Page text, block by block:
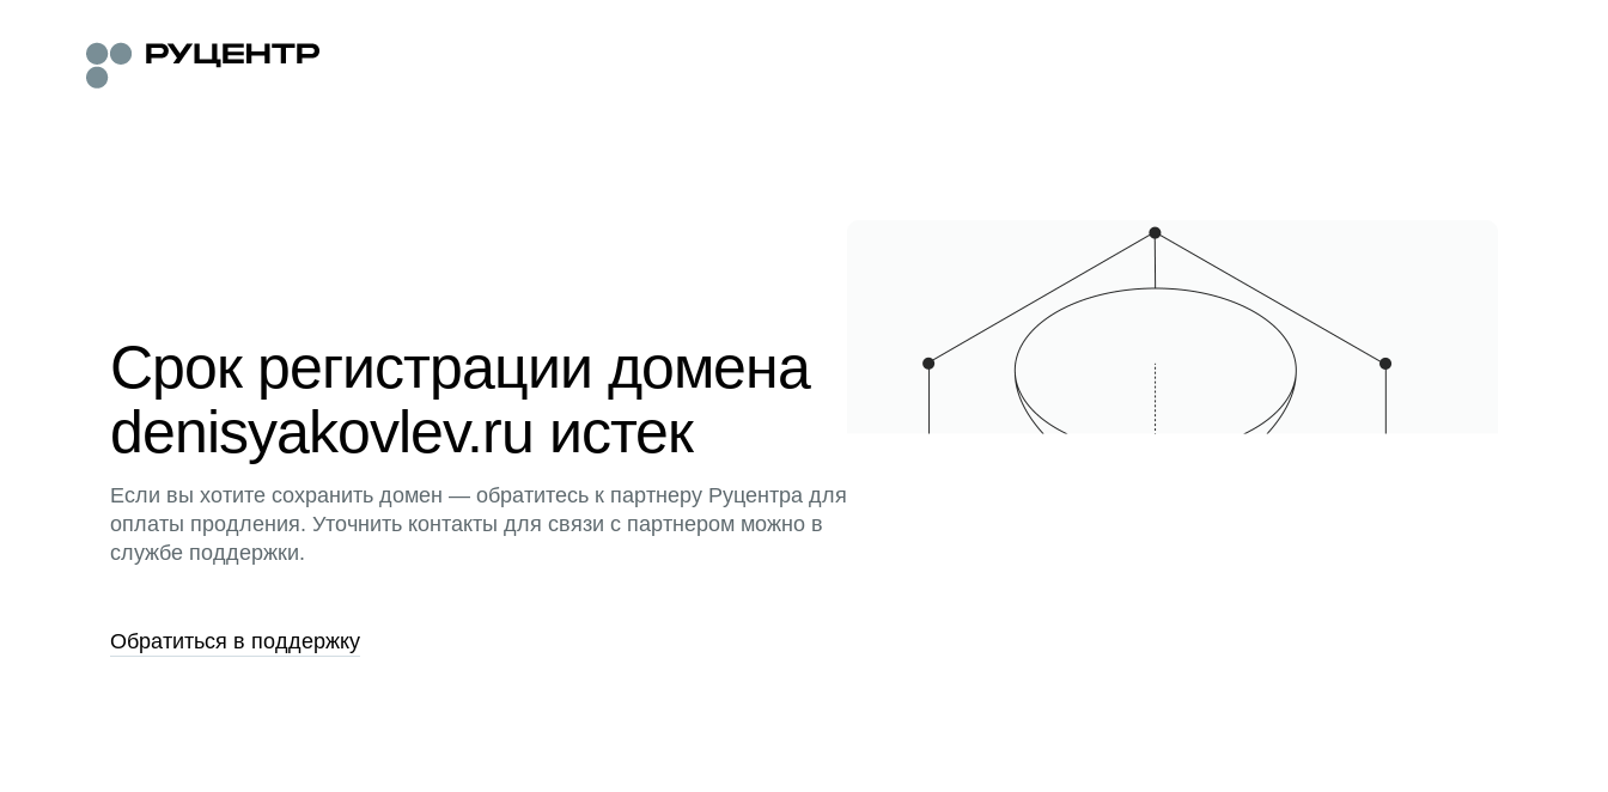
Срок регистрации домена
denisyakovlev.ru истек
Если вы хотите сохранить домен — обратитесь к партнеру Руцентра для
оплаты продления. Уточнить контакты для связи с партнером можно в
службе поддержки.
Обратиться в поддержку